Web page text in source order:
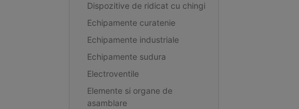
Dispozitive de ridicat cu chingi
Echipamente curatenie
Echipamente industriale
Echipamente sudura
Electroventile
Elemente si organe de
asamblare